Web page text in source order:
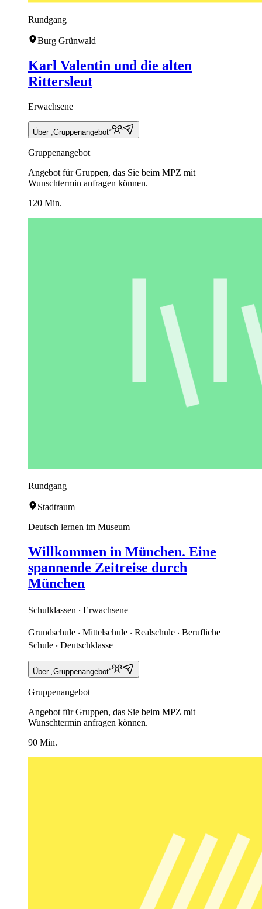
Rundgang
Burg Grünwald
Karl Valentin und die alten
Rittersleut
Erwachsene
Über „Gruppenangebot“
Gruppenangebot
Angebot für Gruppen, das Sie beim MPZ mit
Wunschtermin anfragen können.
120 Min.
Rundgang
Stadtraum
Deutsch lernen im Museum
Willkommen in München. Eine
spannende Zeitreise durch
München
Schulklassen ‧ Erwachsene
Grundschule ‧ Mittelschule ‧ Realschule ‧ Berufliche
Schule ‧ Deutschklasse
Über „Gruppenangebot“
Gruppenangebot
Angebot für Gruppen, das Sie beim MPZ mit
Wunschtermin anfragen können.
90 Min.